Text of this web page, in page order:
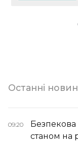
Останні
09:20
Безпекова
станом на